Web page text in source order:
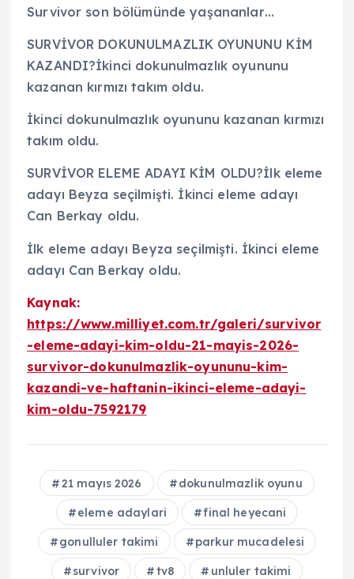
Survivor son bölümünde yaşananlar…
SURVİVOR DOKUNULMAZLIK OYUNUNU KİM
KAZANDI?İkinci dokunulmazlık oyununu
kazanan kırmızı takım oldu.
İkinci dokunulmazlık oyununu kazanan kırmızı
takım oldu.
SURVİVOR ELEME ADAYI KİM OLDU?İlk eleme
adayı Beyza seçilmişti. İkinci eleme adayı
Can Berkay oldu.
İlk eleme adayı Beyza seçilmişti. İkinci eleme
adayı Can Berkay oldu.
Kaynak:
https://www.milliyet.com.tr/galeri/survivor
-eleme-adayi-kim-oldu-21-mayis-2026-
survivor-dokunulmazlik-oyununu-kim-
kazandi-ve-haftanin-ikinci-eleme-adayi-
kim-oldu-7592179
21 mayıs 2026 dokunulmazlik oyunu
eleme adaylari final heyecani
gonulluler takimi parkur mucadelesi
survivor tv8 unluler takimi